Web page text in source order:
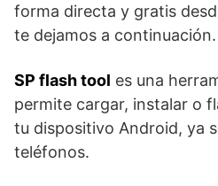
forma directa y gratis
te dejamos a continuación.
SP flash tool es una
permite cargar, instalar o
tu dispositivo Android, ya
teléfonos.